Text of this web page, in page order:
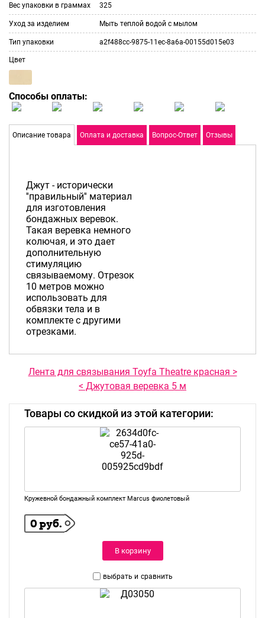
Вес упаковки в граммах 325
Уход за изделием Мыть теплой водой с мылом
Тип упаковки a2f488cc-9875-11ec-8a6a-00155d015e03
Цвет
Способы оплаты:
Описание товара Оплата и доставка Вопрос-Ответ Отзывы
Джут - исторически
''правильный'' материал
для изготовления
бондажных веревок.
Такая веревка немного
колючая, и это дает
дополнительную
стимуляцию
связываемому. Отрезок
10 метров можно
использовать для
обвязки тела и в
комплекте с другими
отрезками.
Лента для связывания Toyfa Theatre красная >
< Джутовая веревка 5 м
Товары со скидкой из этой категории:
Кружевной бондажный комплект Marcus фиолетовый
0 руб.
В корзину
выбрать и сравнить